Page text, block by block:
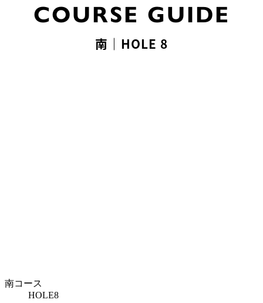
COURSE GUIDE
南｜HOLE 8
南コース
HOLE8